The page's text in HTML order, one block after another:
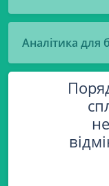
Аналітика для